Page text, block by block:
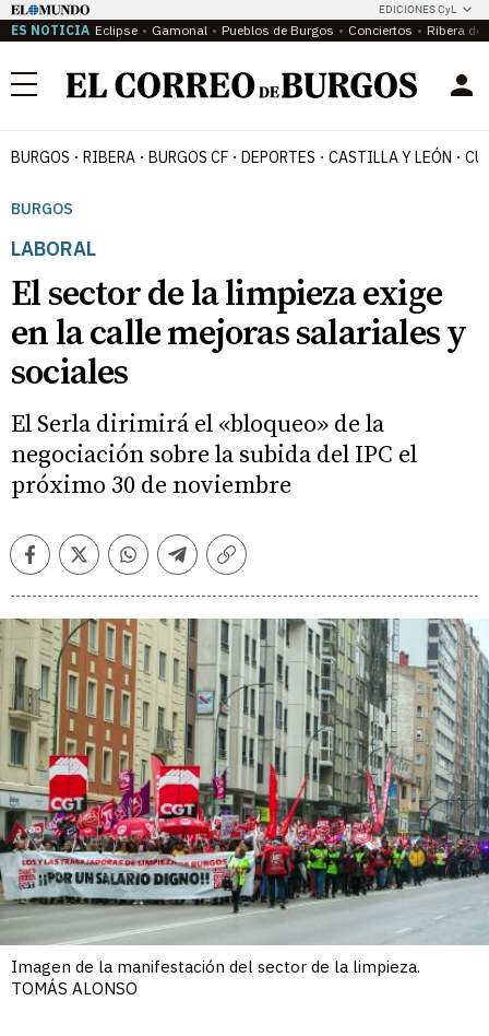
EDICIONES CyL
ES NOTICIA Eclipse Gamonal Pueblos de Burgos Conciertos Ribera del
Menú
BURGOS RIBERA BURGOS CF DEPORTES CASTILLA Y LEÓN
BURGOS
LABORAL
El sector de la limpieza exige
en la calle mejoras salariales y
sociales
El Serla dirimirá el «bloqueo» de la
negociación sobre la subida del IPC el
próximo 30 de noviembre
FacebookTwitterWhatsappTelegramCopiar
Imagen de la manifestación del sector de la limpieza.
TOMÁS ALONSO